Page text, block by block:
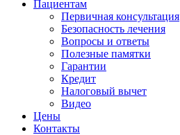
Пациентам
Первичная консультация
Безопасность лечения
Вопросы и ответы
Полезные памятки
Гарантии
Кредит
Налоговый вычет
Видео
Цены
Контакты